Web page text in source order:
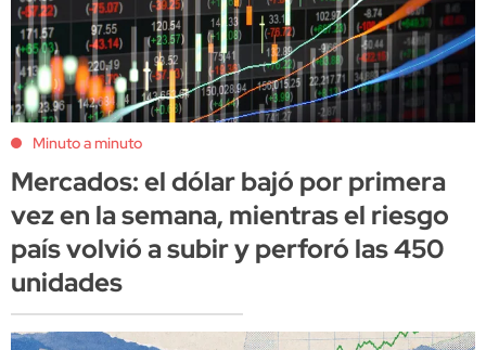
Minuto a minuto
Mercados: el dólar bajó por primera
vez en la semana, mientras el riesgo
país volvió a subir y perforó las 450
unidades